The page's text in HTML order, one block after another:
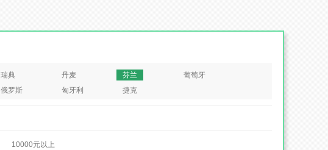
瑞典 丹麦 芬兰
葡萄牙
俄罗斯 匈牙利 捷克
10000元以上